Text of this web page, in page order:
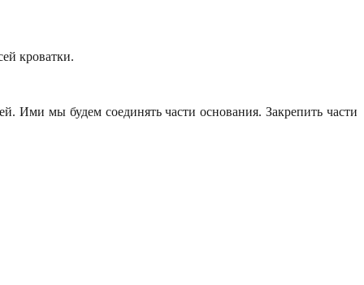
кроватки.
Ими мы будем соединять части основания. Закрепить части